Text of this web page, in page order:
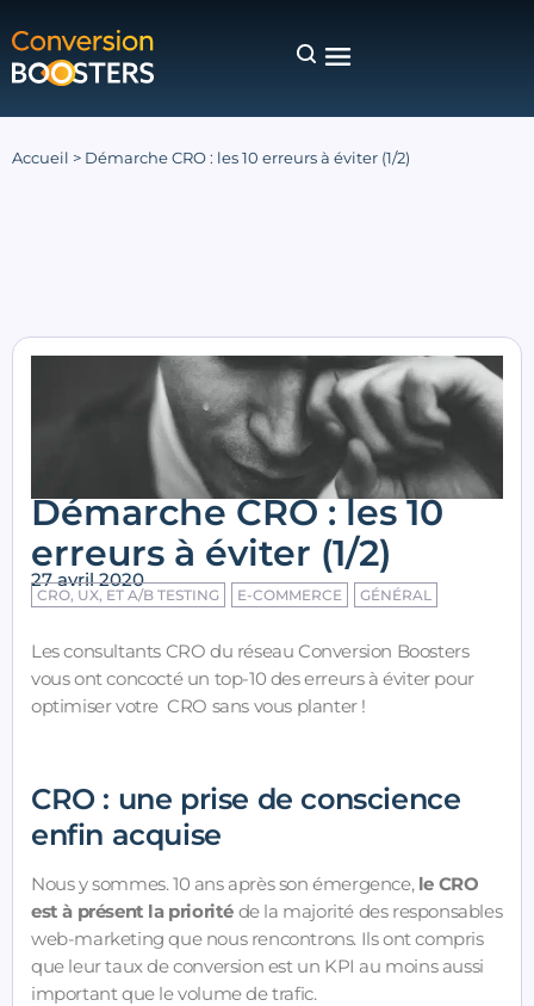
Accueil > Démarche CRO : les 10 erreurs à éviter (1/2)
Démarche CRO : les 10
erreurs à éviter (1/2)
27 avril 2020
CRO, UX, ET A/B TESTING E-COMMERCE GÉNÉRAL
Les consultants CRO du réseau Conversion Boosters
vous ont concocté un top-10 des erreurs à éviter pour
optimiser votre CRO sans vous planter !
CRO : une prise de conscience
enfin acquise
Nous y sommes. 10 ans après son émergence, le CRO
est à présent la priorité de la majorité des responsables
web-marketing que nous rencontrons. Ils ont compris
que leur taux de conversion est un KPI au moins aussi
important que le volume de trafic.